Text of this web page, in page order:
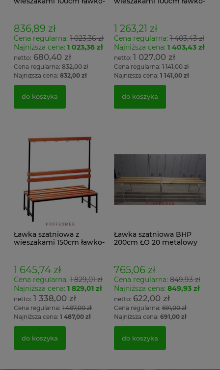
836,89 zł
Cena regularna: 1 023,36 zł
Najniższa cena: 1 023,36 zł
680,40 zł
Cena regularna: 832,00 zł
Najniższa cena: 832,00 zł
do koszyka
1 263,21 zł
Cena regularna:1 403,43 zł
Najniższa cena: 1 403,43 zł
1 027,00 zł
Cena regularna:1 141,00 zł
Najniższa cena: 1 141,00 zł
do koszyka
Ławka szatniowa z
wieszakami 150cm ławko-
1 645,74 zł
Cena regularna: 1 829,01 zł
Najniższa cena: 1 829,01 zł
1 338,00 zł
Cena regularna: 1 487,00 zł
Najniższa cena: 1 487,00 zł
do koszyka
Ławka szatniowa BHP
200cm ŁO 20 metalowy
765,06 zł
Cena regularna:849,93 zł
Najniższa cena: 849,93 zł
622,00 zł
Cena regularna:691,00 zł
Najniższa cena: 691,00 zł
do koszyka